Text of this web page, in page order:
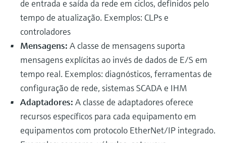
de entrada e saída da rede em ciclos, definidos pelo
tempo de atualização. Exemplos: CLPs e
controladores
Mensagens: A classe de mensagens suporta
mensagens explícitas ao invés de dados de E/S em
tempo real. Exemplos: diagnósticos, ferramentas de
configuração de rede, sistemas SCADA e IHM
Adaptadores: A classe de adaptadores oferece
recursos específicos para cada equipamento em
equipamentos com protocolo EtherNet/IP integrado.